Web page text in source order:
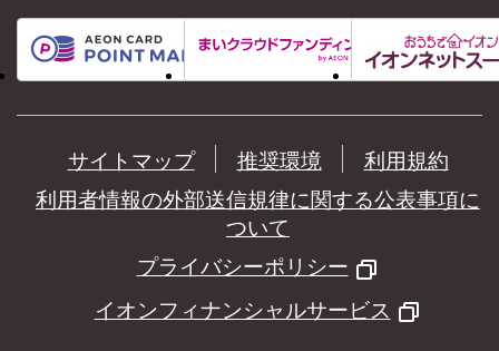
サイトマップ 推奨環境
利用規約
利用者情報の外部送信規律に関する公表事項に
ついて
プライバシーポリシー
イオンフィナンシャルサービス